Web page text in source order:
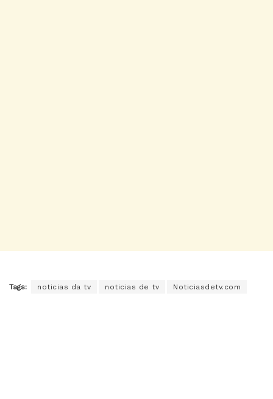
Tags: noticias da tv noticias de tv Noticiasdetv.com